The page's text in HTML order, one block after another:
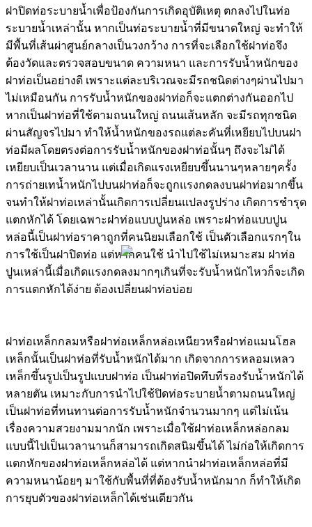
ฝาปิดท่อระบายน้ำเพื่อป้องกันการเกิดอุบัติเหตุ ตกลงไปในท่อ
ระบายน้ำเหล่านั้น หากเป็นท่อระบายน้ำที่มีขนาดใหญ่ จะทำให้
มีพื้นที่เส้นผ่าศูนย์กลางเป็นวงกว้าง การที่จะเลือกใช้ฝาท่อจึง
ต้องวัดและตรวจสอบขนาด ความหนา และการรับน้ำหนักของ
ฝาท่อเป็นอย่างดี เพราะแต่ละบริเวณจะมีรถชนิดต่างๆผ่านไปมา
ไม่เหมือนกัน การรับน้ำหนักของฝาท่อก็จะแตกต่างกันออกไป
หากเป็นฝาท่อที่ใช้ตามถนนใหญ่ ถนนเส้นหลัก จะมีรถทุกชนิด
ผ่านสัญจรไปมา ทำให้น้ำหนักของรถแต่ละคันที่เหยียบไปบนฝา
ท่อมีผลโดยตรงต่อการรับน้ำหนักของฝาท่อนั้นๆ ถึงจะไม่ได้
เหยียบเป็นเวลานาน แต่เมื่อเกิดแรงเหยียบขึ้นนานๆหลายๆครั้ง
การถ่ายเทน้ำหนักไปบนฝาท่อก็จะถูกแรงกดลงบนฝาท่อมากขึ้น
จนทำให้ฝาท่อเหล่านั้นเกิดการเปลี่ยนแปลงรูปร่าง เกิดการชำรุด
แตกหักได้ โดยเฉพาะฝาท่อแบบปูนหล่อ เพราะฝาท่อแบบปูน
หล่อนี้เป็นฝาท่อราคาถูกที่คนนิยมเลือกใช้ เป็นตัวเลือกแรกๆใน
การใช้เป็นฝาปิดท่อ แต่หากคนใช้ นำไปใช้ไม่เหมาะสม ฝาท่อ
ปูนเหล่านี้เมื่อเกิดแรงกดลงมากๆเกินที่จะรับน้ำหนักไหวก็จะเกิด
การแตกหักได้ง่าย ต้องเปลี่ยนฝาท่อบ่อย
ฝาท่อเหล็กกลมหรือฝาท่อเหล็กหล่อเหนียวหรือฝาท่อแมนโฮล
เหล็กนั้นเป็นฝาท่อที่รับน้ำหนักได้มาก เกิดจากการหลอมเหลว
เหล็กขึ้นรูปเป็นรูปแบบฝาท่อ เป็นฝาท่อปิดทึบที่รองรับน้ำหนักได้
หลายตัน เหมาะกับการนำไปใช้ปิดท่อระบายน้ำตามถนนใหญ่
เป็นฝาท่อที่ทนทานต่อการรับน้ำหนักจำนวนมากๆ แต่ไม่เน้น
เรื่องความสวยงามมากนัก เพราะเมื่อใช้ฝาท่อเหล็กหล่อกลม
แบบนี้ไปเป็นเวลานานก็สามารถเกิดสนิมขึ้นได้ ไม่ก่อให้เกิดการ
แตกหักของฝาท่อเหล็กหล่อได้ แต่หากนำฝาท่อเหล็กหล่อที่มี
ความหนาน้อยๆ มาใช้กับพื้นที่ที่ต้องรับน้ำหนักมาก ก็ทำให้เกิด
การยุบตัวของฝาท่อเหล็กได้เช่นเดียวกัน